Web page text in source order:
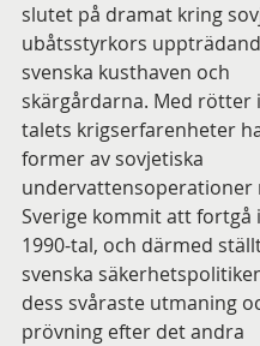
slutet på dramat kring
ubåtsstyrkors
svenska kusthaven och
skärgårdarna. Med rötter
talets krigserfarenheter
former av sovjetiska
undervattensoperationer
Sverige kommit att fortgå
1990-tal, och därmed
svenska
dess svåraste utmaning
prövning efter det andra